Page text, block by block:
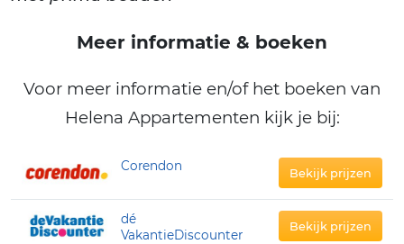
Meer informatie & boeken
Voor meer informatie en/of het boeken van
Helena Appartementen kijk je bij:
Corendon Bekijk prijzen
dé
VakantieDiscounter
Bekijk prijzen